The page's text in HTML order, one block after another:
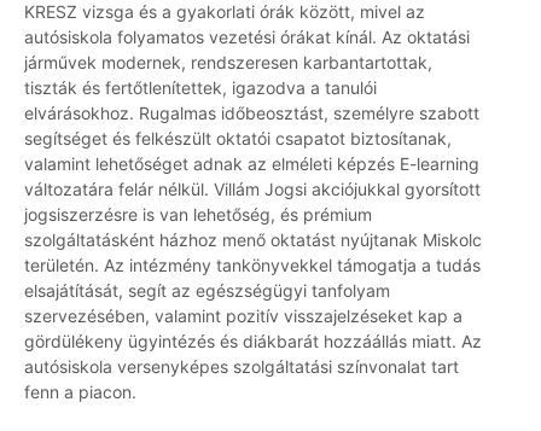
KRESZ vizsga és a gyakorlati órák között, mivel az
autósiskola folyamatos vezetési órákat kínál. Az oktatási
járművek modernek, rendszeresen karbantartottak,
tiszták és fertőtlenítettek, igazodva a tanulói
elvárásokhoz. Rugalmas időbeosztást, személyre szabott
segítséget és felkészült oktatói csapatot biztosítanak,
valamint lehetőséget adnak az elméleti képzés E-learning
változatára felár nélkül. Villám Jogsi akciójukkal gyorsított
jogsiszerzésre is van lehetőség, és prémium
szolgáltatásként házhoz menő oktatást nyújtanak Miskolc
területén. Az intézmény tankönyvekkel támogatja a tudás
elsajátítását, segít az egészségügyi tanfolyam
szervezésében, valamint pozitív visszajelzéseket kap a
gördülékeny ügyintézés és diákbarát hozzáállás miatt. Az
autósiskola versenyképes szolgáltatási színvonalat tart
fenn a piacon.